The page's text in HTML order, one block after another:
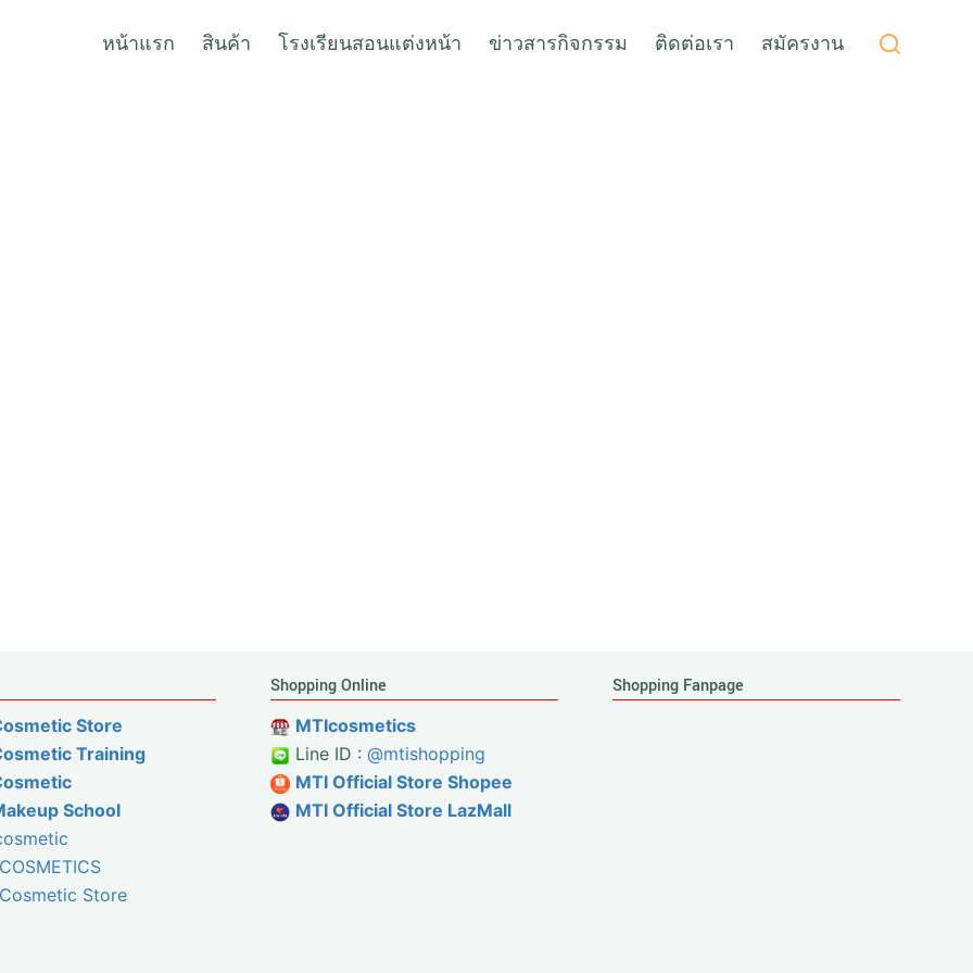
หน้าแรก สินค้า โรงเรียนสอนแต่งหน้า ข่าวสารกิจกรรม ติดต่อเรา สมัครงาน
Store
Training
School
Store
Shopping Online
MTIcosmetics
Line ID : @mtishopping
MTI Official Store Shopee
MTI Official Store LazMall
Shopping Fanpage